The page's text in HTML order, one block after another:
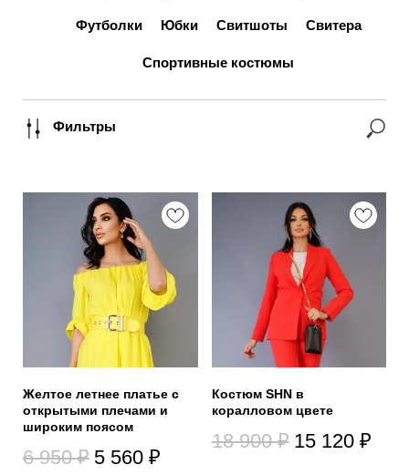
Фильтры
Футболки Юбки Свитшоты Свитера
Спортивные костюмы
Желтое летнее платье с
открытыми плечами и
широким поясом
6 950₽ 5 560 ₽
Костюм SHN в
коралловом цвете
18 900₽ 15 120 ₽